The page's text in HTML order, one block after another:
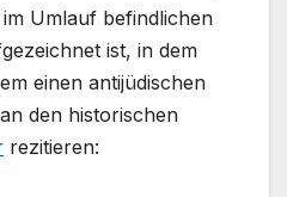
Umlauf befindlichen
ist, in dem
einen antijüdischen
den historischen
rezitieren: